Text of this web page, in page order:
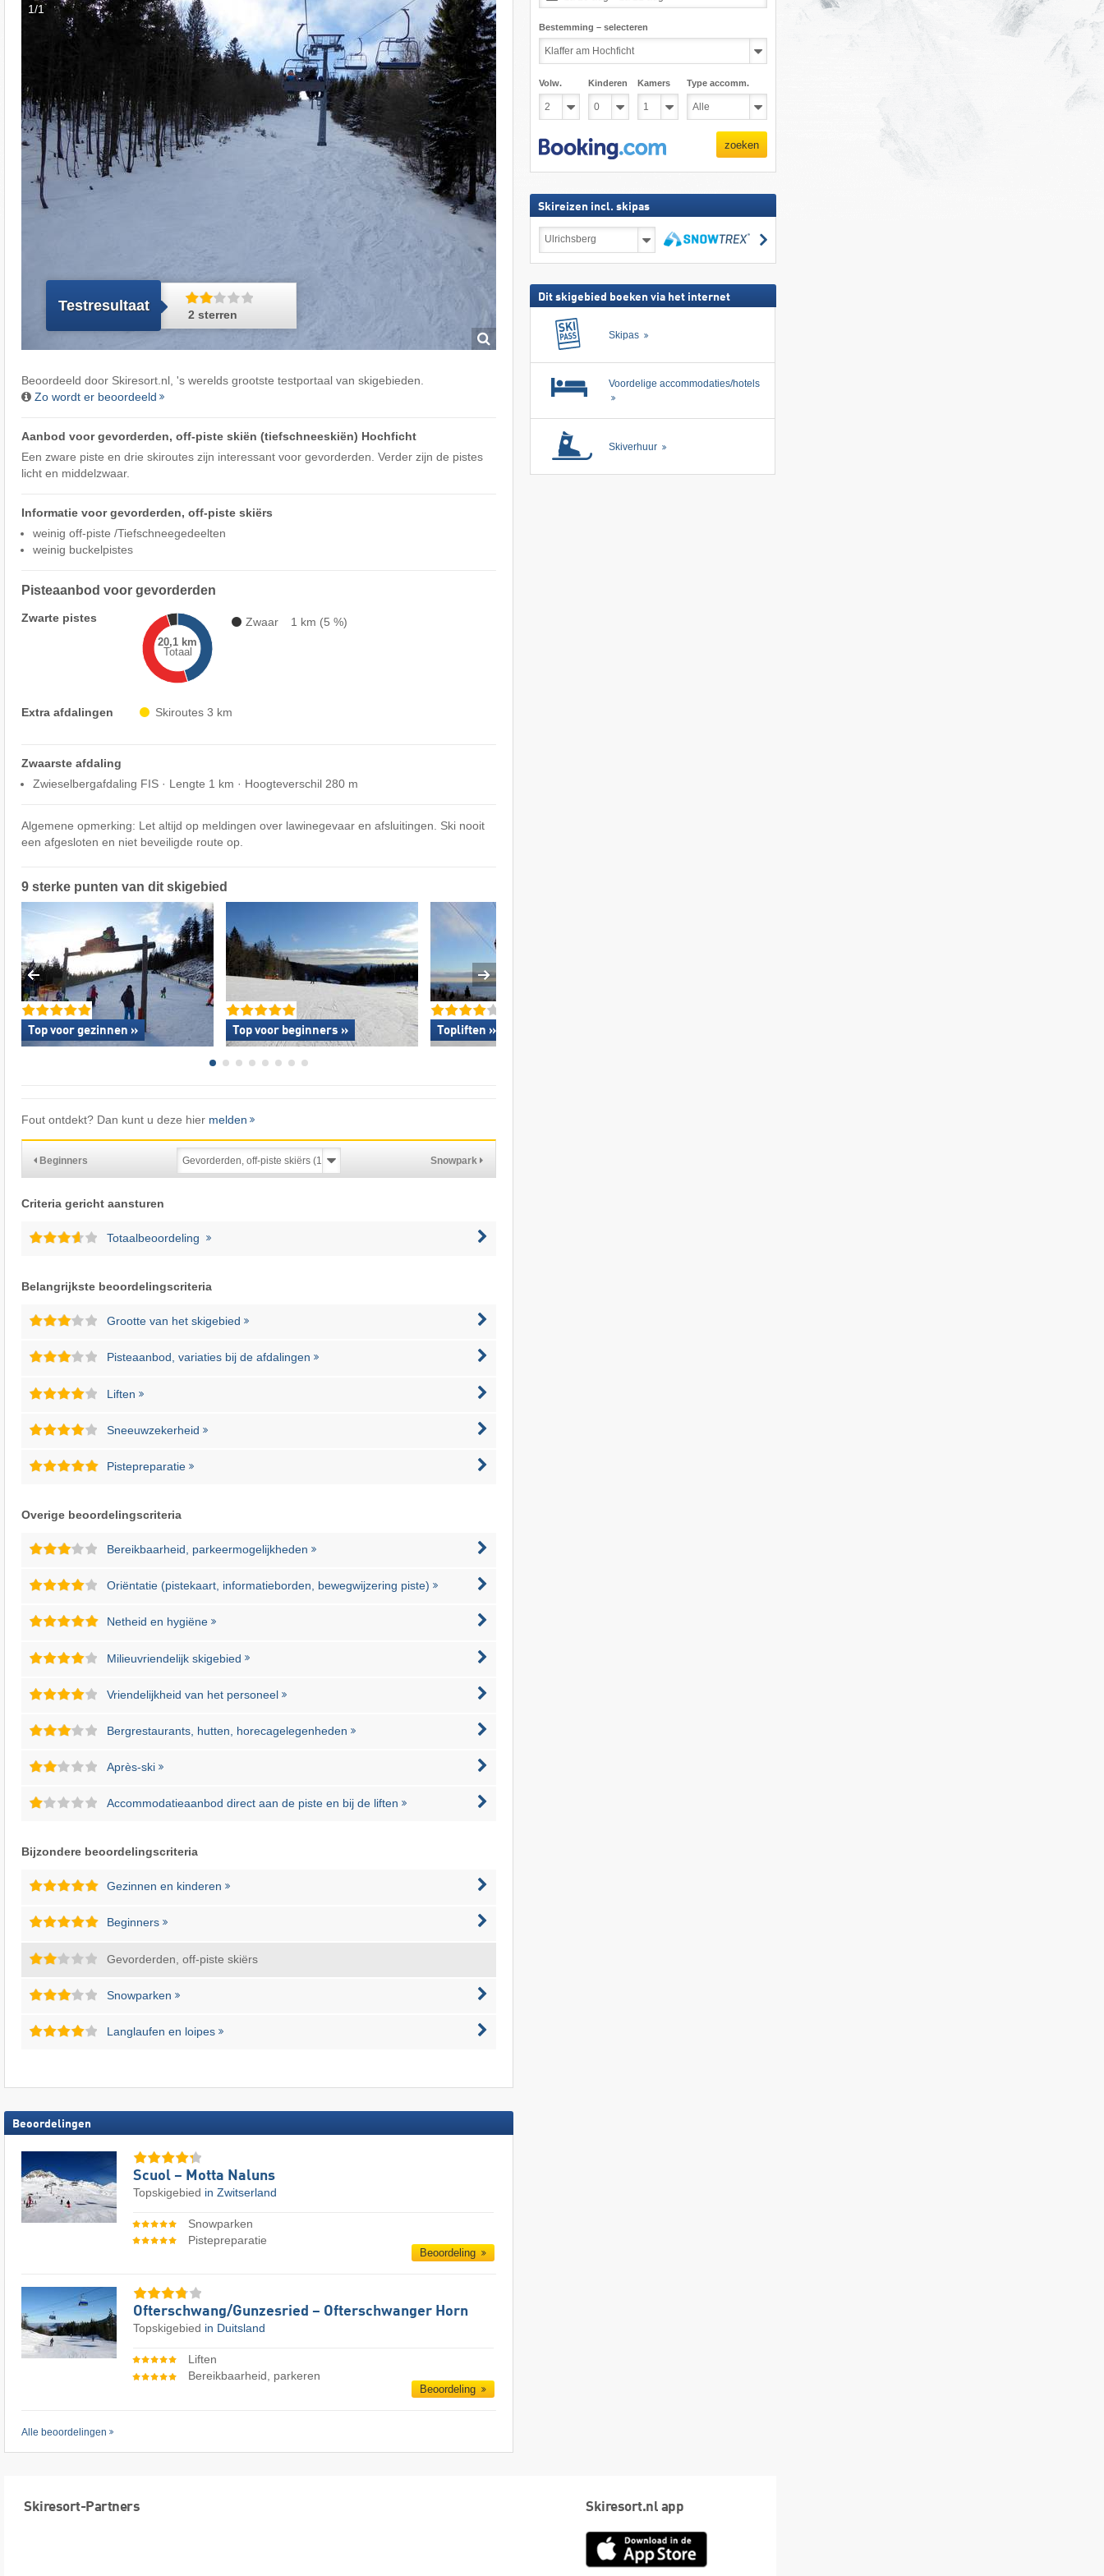
1/1
Testresultaat
2 sterren
Beoordeeld door Skiresort.nl, 's werelds grootste testportaal van skigebieden.
Zo wordt er beoordeeld
Aanbod voor gevorderden, off-piste skiën (tiefschneeskiën) Hochficht
Een zware piste en drie skiroutes zijn interessant voor gevorderden. Verder zijn de pistes
licht en middelzwaar.
Informatie voor gevorderden, off-piste skiërs
weinig off-piste /Tiefschneegedeelten
weinig buckelpistes
Pisteaanbod voor gevorderden
Zwarte pistes
20,1 km
Totaal
Zwaar 1 km (5 %)
Extra afdalingen Skiroutes 3 km
Zwaarste afdaling
Zwieselbergafdaling FIS · Lengte 1 km · Hoogteverschil 280 m
Algemene opmerking: Let altijd op meldingen over lawinegevaar en afsluitingen. Ski nooit
een afgesloten en niet beveiligde route op.
9 sterke punten van dit skigebied
Top voor gezinnen » Top voor beginners » Topliften »
Fout ontdekt? Dan kunt u deze hier melden
Beginners Snowpark
Criteria gericht aansturen
Totaalbeoordeling
Belangrijkste beoordelingscriteria
Grootte van het skigebied
Pisteaanbod, variaties bij de afdalingen
Liften
Sneeuwzekerheid
Pistepreparatie
Overige beoordelingscriteria
Bereikbaarheid, parkeermogelijkheden
Oriëntatie (pistekaart, informatieborden, bewegwijzering piste)
Netheid en hygiëne
Milieuvriendelijk skigebied
Vriendelijkheid van het personeel
Bergrestaurants, hutten, horecagelegenheden
Après-ski
Accommodatieaanbod direct aan de piste en bij de liften
Bijzondere beoordelingscriteria
Gezinnen en kinderen
Beginners
Gevorderden, off-piste skiërs
Snowparken
Langlaufen en loipes
Beoordelingen
Scuol – Motta Naluns
Topskigebied in Zwitserland
Snowparken
Pistepreparatie
Beoordeling
Ofterschwang/​Gunzesried – Ofterschwanger Horn
Topskigebied in Duitsland
Liften
Bereikbaarheid, parkeren
Beoordeling
Alle beoordelingen
Bestemming – selecteren
Volw. Kinderen Kamers Type accomm.
zoeken
Skireizen incl. skipas
incl.
zoeken
Dit skigebied boeken via het internet
Skipas
Voordelige accommodaties/hotels
Skiverhuur
Skiresort-Partners Skiresort.nl app
App